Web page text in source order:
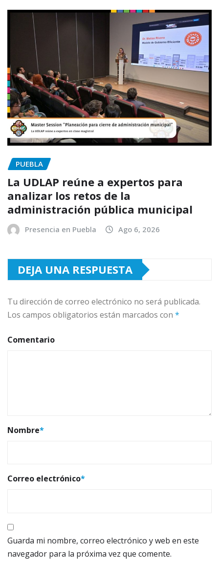
PUEBLA
La UDLAP reúne a expertos para
analizar los retos de la
administración pública municipal
Presencia en Puebla Ago 6, 2026
DEJA UNA RESPUESTA
Tu dirección de correo electrónico no será publicada.
Los campos obligatorios están marcados con *
Comentario
Nombre*
Correo electrónico*
Guarda mi nombre, correo electrónico y web en este
navegador para la próxima vez que comente.